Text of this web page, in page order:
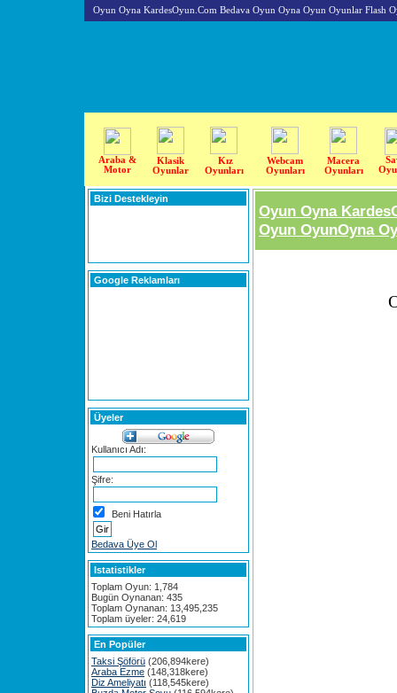
Oyun Oyna KardesOyun.Com Bedava Oyun Oyna Oyun Oyunlar Flash
Araba &
Motor
Klasik
Oyunlar
Kız
Oyunları
Webcam
Oyunları
Macera
Oyunları
Bizi Destekleyin
Google Reklamları
Üyeler
Kullanıcı Adı:
Şifre:
Beni Hatırla
Bedava Üye Ol
Istatistikler
Toplam Oyun: 1,784
Bugün Oynanan: 435
Toplam Oynanan: 13,495,235
Toplam üyeler: 24,619
En Popüler
Taksi Şöförü (206,894kere)
Araba Ezme (148,318kere)
Diz Ameliyatı (118,545kere)
Oyun Oyna
Oyun OyunOyna